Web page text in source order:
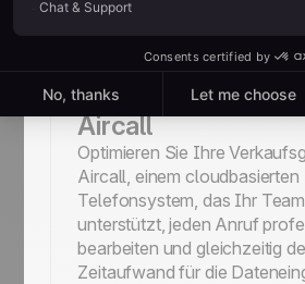
Aircall
Optimieren Sie Ihre
Aircall, einem cloudbasierten
Telefonsystem, das Ihr
unterstützt, jeden Anruf
bearbeiten und gleichzeitig
Zeitaufwand für die